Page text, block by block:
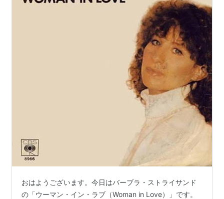
おはようございます。今日はバーブラ・ストライサンド
の「ウーマン・イン・ラブ（Woman in Love）」です。